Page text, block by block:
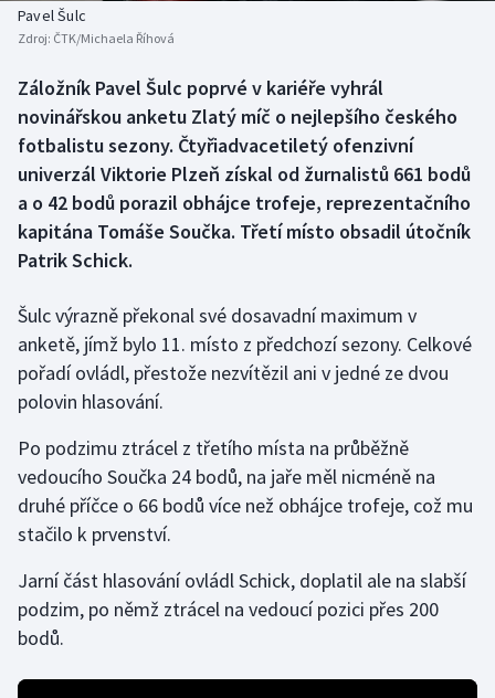
Biatlon
Box
Curling
Dostihy
Futsal
Golf
Gymnastika
Házená
Jezdectví
Krasobruslení
Aplikace ČT sport
Pavel Šulc
Zdroj: ČTK/Michaela Říhová
Záložník Pavel Šulc poprvé v kariéře vyhrál
novinářskou anketu Zlatý míč o nejlepšího českého
fotbalistu sezony. Čtyřiadvacetiletý ofenzivní
univerzál Viktorie Plzeň získal od žurnalistů 661 bodů
a o 42 bodů porazil obhájce trofeje, reprezentačního
kapitána Tomáše Součka. Třetí místo obsadil útočník
Patrik Schick.
Šulc výrazně překonal své dosavadní maximum v
anketě, jímž bylo 11. místo z předchozí sezony. Celkové
pořadí ovládl, přestože nezvítězil ani v jedné ze dvou
polovin hlasování.
Po podzimu ztrácel z třetího místa na průběžně
vedoucího Součka 24 bodů, na jaře měl nicméně na
druhé příčce o 66 bodů více než obhájce trofeje, což mu
stačilo k prvenství.
Jarní část hlasování ovládl Schick, doplatil ale na slabší
podzim, po němž ztrácel na vedoucí pozici přes 200
bodů.